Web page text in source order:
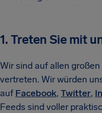
1. Treten Sie mit
Wir sind auf allen
vertreten. Wir würden
aufFacebook, Twitter,
Feeds sind voller